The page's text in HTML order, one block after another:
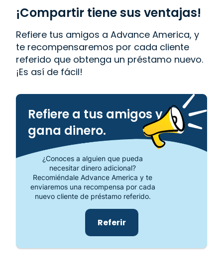
Rd., Ste. 1, Johnson City, TN 37604.
¡Compartir tiene sus ventajas!
Refiere tus amigos a Advance America, y
te recompensaremos por cada cliente
referido que obtenga un préstamo nuevo.
¡Es así de fácil!
Refiere a tus amigos y
gana dinero.
¿Conoces a alguien que pueda
necesitar dinero adicional?
Recomiéndale Advance America y te
enviaremos una recompensa por cada
nuevo cliente de préstamo referido.
Referir